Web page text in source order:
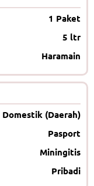
1 Paket
5 ltr
Haramain
Domestik (Daerah)
Pasport
Miningitis
Pribadi